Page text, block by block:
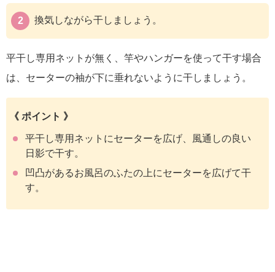
換気しながら干しましょう。
平干し専用ネットが無く、竿やハンガーを使って干す場合
は、セーターの袖が下に垂れないように干しましょう。
《 ポイント 》
平干し専用ネットにセーターを広げ、風通しの良い
日影で干す。
凹凸があるお風呂のふたの上にセーターを広げて干
す。